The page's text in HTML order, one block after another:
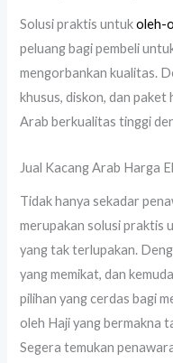
Solusi praktis untukoleh-
peluang bagi pembeli
mengorbankan kualitas.
khusus, diskon, dan
Arab berkualitas tinggi
Jual Kacang Arab Harga
Tidak hanya sekadar
merupakan solusi praktis
yang tak terlupakan.
yang memikat, dan
pilihan yang cerdas bagi
oleh Haji yang bermakna
Segera temukan